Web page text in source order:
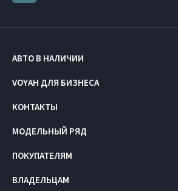
АВТО В НАЛИЧИИ
VOYAH ДЛЯ БИЗНЕСА
КОНТАКТЫ
МОДЕЛЬНЫЙ РЯД
ПОКУПАТЕЛЯМ
ВЛАДЕЛЬЦАМ